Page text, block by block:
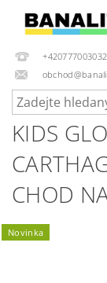
+420777003032
KIDS
CHOD
Novinka